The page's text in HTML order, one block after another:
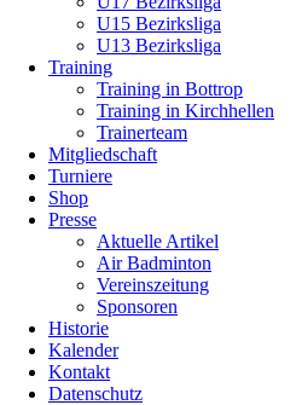
U15 Bezirksliga
U13 Bezirksliga
Training
Training in Bottrop
Training in Kirchhellen
Trainerteam
Mitgliedschaft
Turniere
Shop
Presse
Aktuelle Artikel
Air Badminton
Vereinszeitung
Sponsoren
Historie
Kalender
Kontakt
Datenschutz